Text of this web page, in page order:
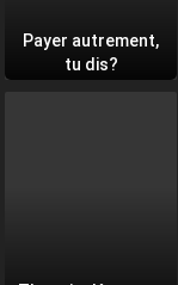
Payer autrement,
tu dis?